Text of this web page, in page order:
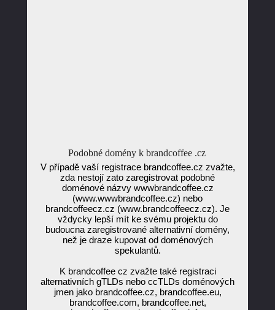
Podobné domény k brandcoffee .cz
V případě vaší registrace brandcoffee.cz zvažte,
zda nestojí zato zaregistrovat podobné
doménové názvy wwwbrandcoffee.cz
(www.wwwbrandcoffee.cz) nebo
brandcoffeecz.cz (www.brandcoffeecz.cz). Je
vždycky lepší mít ke svému projektu do
budoucna zaregistrované alternativní domény,
než je draze kupovat od doménových
spekulantů.
K brandcoffee cz zvažte také registraci
alternativních gTLDs nebo ccTLDs doménových
jmen jako brandcoffee.cz, brandcoffee.eu,
brandcoffee.com, brandcoffee.net,